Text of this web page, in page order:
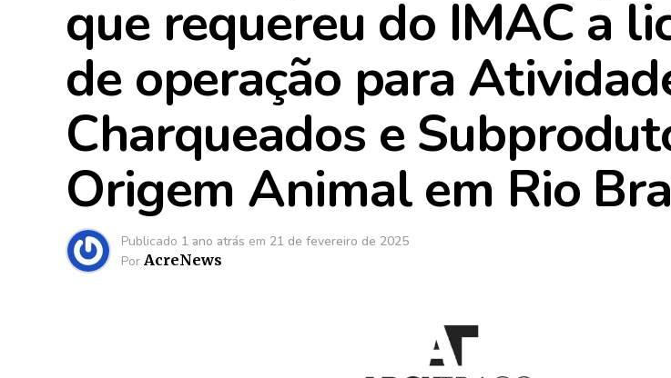
que requereu do IMAC a
de operação para
Charqueados e
Origem Animal em Rio
Publicado 1 ano atrás em 21 de fevereiro de 2025
Por AcreNews